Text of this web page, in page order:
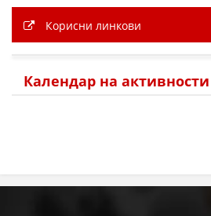
Корисни линкови
Календар на активности